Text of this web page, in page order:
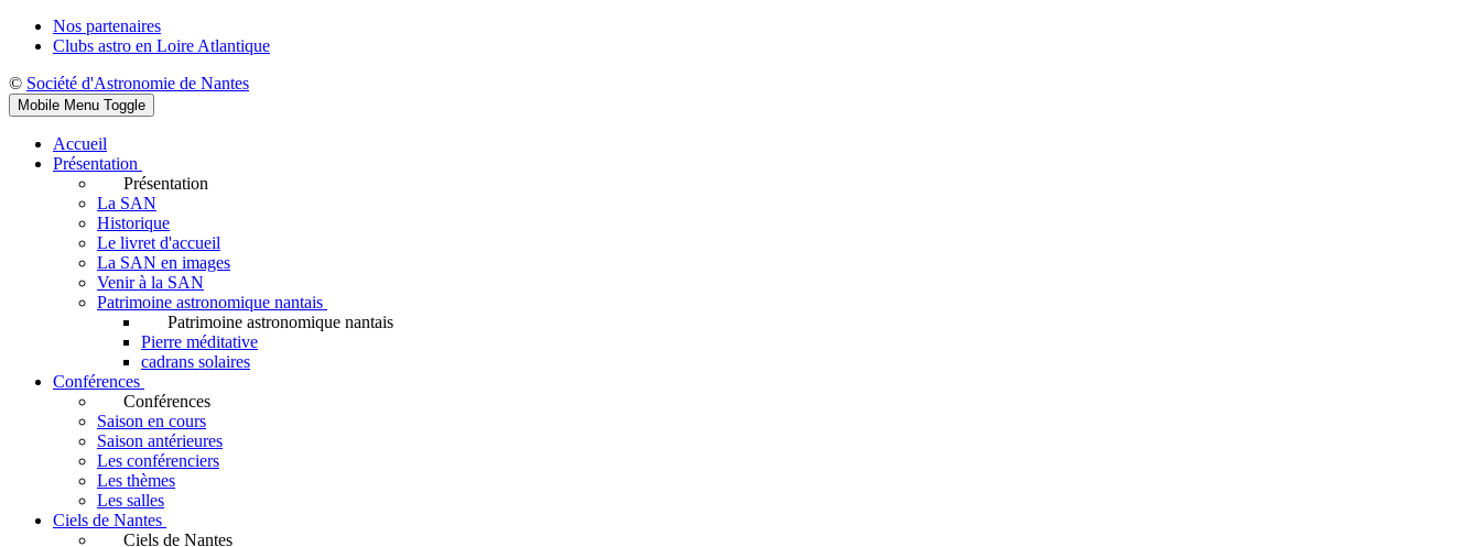
Nos partenaires
Clubs astro en Loire Atlantique
© Société d'Astronomie de Nantes
Mobile Menu Toggle
Accueil
Présentation
Présentation
La SAN
Historique
Le livret d'accueil
La SAN en images
Venir à la SAN
Patrimoine astronomique nantais
Patrimoine astronomique nantais
Pierre méditative
cadrans solaires
Conférences
Conférences
Saison en cours
Saison antérieures
Les conférenciers
Les thèmes
Les salles
Ciels de Nantes
Ciels de Nantes